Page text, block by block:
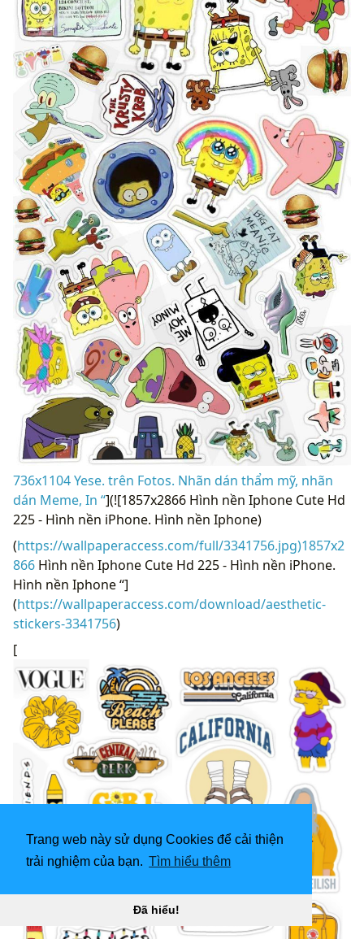
Trang web này sử dụng Cookies để cải thiện
trải nghiệm của bạn. Tìm hiểu thêm
Đã hiểu!
736x1104 Yese. trên Fotos. Nhãn dán thẩm mỹ, nhãn
dán Meme, In “](![1857x2866 Hình nền Iphone Cute Hd
225 - Hình nền iPhone. Hình nền Iphone)
(https://wallpaperaccess.com/full/3341756.jpg)1857x2
866 Hình nền Iphone Cute Hd 225 - Hình nền iPhone.
Hình nền Iphone “]
(https://wallpaperaccess.com/download/aesthetic-
stickers-3341756)
[